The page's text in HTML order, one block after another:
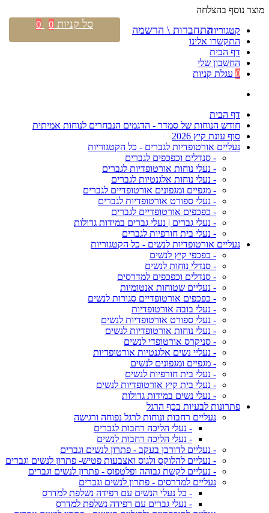
מוצר נוסף בהצלחה
קטגוריות
התקשרו אלינו
דף הבית
החשבון שלי
0 עגלת קניות
דף הבית
חודש הנוחות של סמדר - הדגמים הנבחרים לנוחות אמיתית
סוף עונת קיץ 2026
נעליים אורטופדיות לגברים - כל הקטגוריות
- סנדלים וכפכפים לגברים
- נעלי נוחות אורטופדיות לגברים
- נעלי נוחות אלגנטיות לגברים
- מגפיים ומגפונים אורטופדיים לגברים
- נעלי ספורט אורטופדיות לגברים
- כפכפים אורטופדיים לגברים
- נעלי גברים | נעלי גברים במידות גדולות
- נעלי בית חורפיות לגברים
נעליים אורטופדיות לנשים - כל הקטגוריות
- כפכפי קיץ לנשים
- סנדלי נוחות לנשים
- סנדלים וכפכפים למדרסים
- נעליים שטוחות אנטומיות
- כפכפים אורטופדיים סגורות לנשים
- נעלי בובה אורטופדיות
- נעלי ספורט אורטופדיות לנשים
- נעלי נוחות אורטופדיות לנשים
- סניקרס אורטופדי לנשים
- נעליי נשים אלגנטיות אורטופדיות
- מגפיים ומגפונים לנשים
- נעלי בית חורפיות לנשים
- נעלי בית קיץ אורטופדיות לנשים
- נעלי נשים במידות גדולות
פתרונות לבעיות בכף הרגל
נעליים רחבות ונוחות לרגל נפוחה ורגישה
- נעלי הליכה רחבות לגברים
- נעלי הליכה רחבות לנשים
- נעליים לדורבן בעקב - פתרון לנשים וגברים
- נעליים להלוקס ולגוס ואצבעות פטיש- פתרון לנשים וגברים
- נעליים לקשת גבוהה ופלטפוס - פתרון לנשים וגברים
נעליים למדרסים - פתרון לנשים וגברים
- כל נעלי הנשים עם רפידה נשלפת למדרס
- נעלי גברים עם רפידה נשלפת למדרס
התחברות \ הרשמה סל קניות 0
0